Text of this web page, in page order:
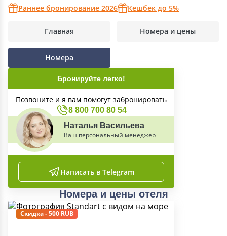
Раннее бронирование 2026 Кешбек до 5%
Главная Номера и цены
Номера
Бронируйте легко!
Позвоните и я вам помогут забронировать
8 800 700 80 54
Наталья Васильева
Ваш персональный менеджер
Написать в Telegram
Номера и цены отеля
Скидка - 500 RUB